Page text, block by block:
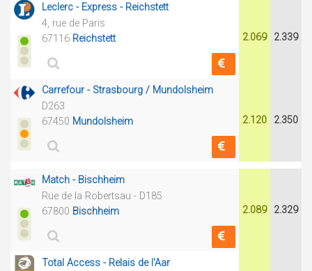
Leclerc - Express - Reichstett
4, rue de Paris
67116 Reichstett 2.069 2.339
Carrefour - Strasbourg / Mundolsheim
D263
67450 Mundolsheim 2.120 2.350
Match - Bischheim
Rue de la Robertsau - D185
67800 Bischheim 2.089 2.329
Total Access - Relais de l'Aar